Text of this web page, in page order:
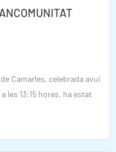
Camarles, celebrada avui
les 13:15 hores, ha estat